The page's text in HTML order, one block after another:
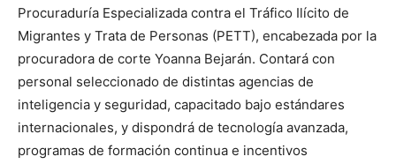
Procuraduría Especializada contra el Tráfico Ilícito de
Migrantes y Trata de Personas (PETT), encabezada por la
procuradora de corte Yoanna Bejarán. Contará con
personal seleccionado de distintas agencias de
inteligencia y seguridad, capacitado bajo estándares
internacionales, y dispondrá de tecnología avanzada,
programas de formación continua e incentivos